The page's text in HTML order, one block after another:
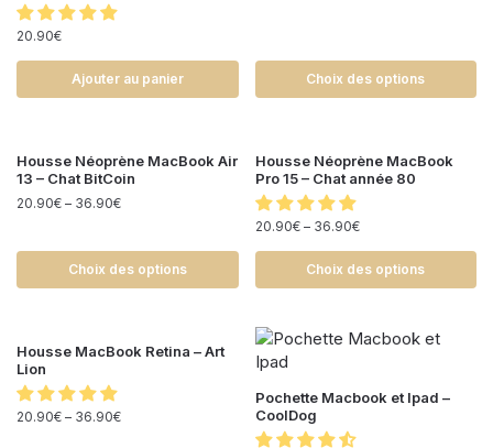
20.90€
Ajouter au panier Choix des options
Housse Néoprène MacBook Air
13 – Chat BitCoin
20.90€ – 36.90€
Choix des options
Housse Néoprène MacBook
Pro 15 – Chat année 80
20.90€– 36.90€
Choix des options
Housse MacBook Retina – Art
Lion
20.90€ – 36.90€
Pochette Macbook et Ipad –
CoolDog